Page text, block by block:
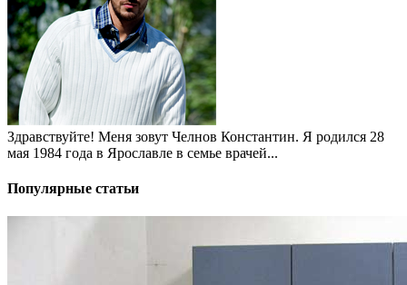
Здравствуйте! Меня зовут Челнов Константин. Я родился 28
мая 1984 года в Ярославле в семье врачей...
Популярные статьи